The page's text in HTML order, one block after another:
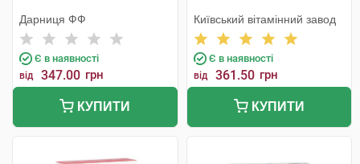
Дарниця ФФ
Є в наявності
від 347.00 грн
КУПИТИ
Київський вітамінний завод
Є в наявності
від 361.50 грн
КУПИТИ